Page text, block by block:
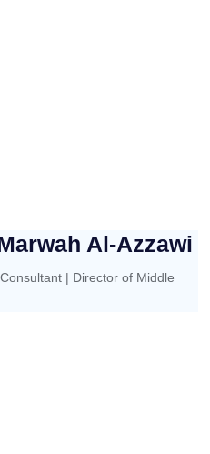
Al-Azzawi
| Director of Middle